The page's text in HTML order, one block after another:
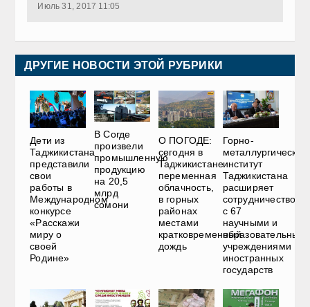
Июль 31, 2017 11:05
ДРУГИЕ НОВОСТИ ЭТОЙ РУБРИКИ
Дети из
Таджикистана
представили
свои
работы в
Международном
конкурсе
«Расскажи
миру о
своей
Родине»
В Согде
произвели
промышленную
продукцию
на 20,5
млрд
сомони
О ПОГОДЕ:
сегодня в
Таджикистане
переменная
облачность,
в горных
районах
местами
кратковременный
дождь
Горно-
металлургический
институт
Таджикистана
расширяет
сотрудничество
с 67
научными и
учреждениями
иностранных
государств